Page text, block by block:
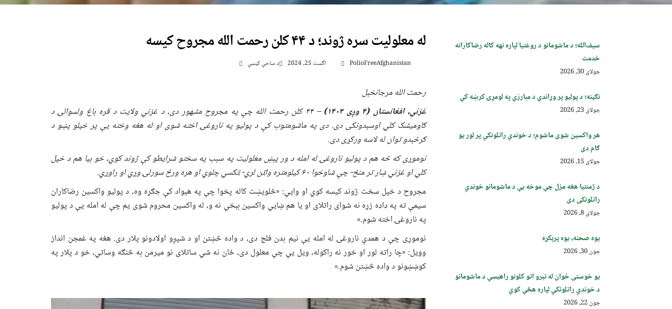
له معلولیت سره ژوند؛ د ۴۴ کلن رحمت الله مجروح کیسه
PolioFreeAfghanistan اگست 25, 2024 د ساحې کیسې
رحمت الله مرجانخېل
غزني، افغانستان (۴ وږی ۱۴۰۳) – ۴۴ کلن رحمت الله چې په مجروح مشهور دی، د غزني ولایتدقره باغ ولسوالۍ د
ګاومیشک کلي اوسېدونکی دی. دی په ماشومتوب کې د پولیو پهناروغۍاخته شویاو له هغه وخته یې پر خپلو پښو د
ګرځېدو توان له لاسه ورکړیدی.
نوموړی که څه هم د پولیو ناروغۍ له امله د ور پېښ معلولیت په سبب په سختو شرایطو کې ژوند کوي، خو بیا همد خپل
کلياوغزنيښار تر منځ-چې شاوخوا ۶۰کیلومترهواټن لري-ټکسيچلوياو هره ورځ سورلۍ وړي او راوړي.
مجروح د خپل سخت ژوند کیسه کوي او وایي: «څلویښت کاله پخوا چې په هېواد کې جګړه وه، د پولیو واکسین رضاکاران
سیمې ته په ډاډه زړه نه شوای راتلای او یا هم ښايي واکسین بېخي نه و، له واکسین محروم شوی یم چې له امله یې د پولیو
په ناروغۍ اخته شوم.»
نوموړی چې د همدې ناروغۍ له امله یې نیم بدن فلج دی، د واده څښتن او د شپږو اولادونو پلار دی. هغه په غمجن انداز
وویل: «چا راته لور او خور نه راکوله، ویل یې چې معلول دی، ځان نه شي ساتلای نو میرمن به څنګه وساتي، خو د پلار په
کوښښونو د واده څښتن شوم.»
سیف‌الله؛ د ماشومانو د روغتیا لپاره نهه کاله رضاکارانه
خدمت
جولای 30, 2026
نګینه؛ د پولیو پر وړاندې د مبارزې په لومړۍ کرښه کې
جولای 23, 2026
هر واکسین شوی ماشوم؛ د خوندي راتلونکي پر لور یو
ګام دی
جولای 15, 2026
د ژمنتیا هغه مزل چې موخه یې د ماشومانو خوندي
راتلونکی دی
جولای 8, 2026
یوه صحنه، یوه پرېکړه
جون 30, 2026
یو خوستی ځوان له تېرو اتو کلونو راهیسې د ماشومانو
د خوندي راتلونکي لپاره هڅې کوي
جون 22, 2026